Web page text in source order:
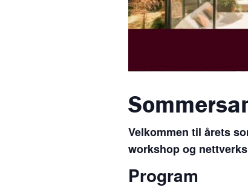
Velkommen til årets
workshop og
Program